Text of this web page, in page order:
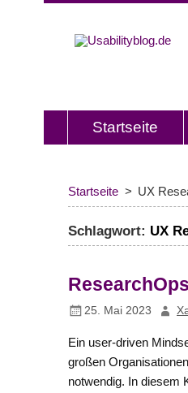
Startseite
Startseite UX
Schlagwort: UX
25. Mai 2023
Ein user-driven
großen
notwendig. In diesem